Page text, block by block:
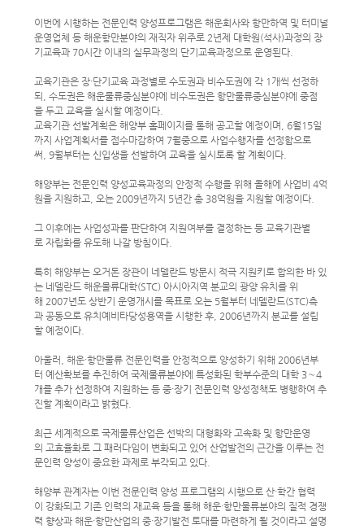
이번에 시행하는 전문인력 양성프로그램은 해운회사와 항만하역 및 터미널
운영업체 등 해운항만분야의 재직자 위주로 2년제 대학원(석사)과정의 장
기교육과 70시간 이내의 실무과정의 단기교육과정으로 운영된다.
교육기관은 장·단기교육 과정별로 수도권과 비수도권에 각 1개씩 선정하
되, 수도권은 해운물류중심분야에 비수도권은 항만물류중심분야에 중점
을 두고 교육을 실시할 예정이다.
교육기관 선발계획은 해양부 홈페이지를 통해 공고할 예정이며, 6월15일
까지 사업계획서를 접수마감하여 7월중으로 사업수행자를 선정함으로
써, 9월부터는 신입생을 선발하여 교육을 실시토록 할 계획이다.
해양부는 전문인력 양성교육과정의 안정적 수행을 위해 올해에 사업비 4억
원을 지원하고, 오는 2009년까지 5년간 총 38억원을 지원할 예정이다.
그 이후에는 사업성과를 판단하여 지원여부를 결정하는 등 교육기관별
로 자립화를 유도해 나갈 방침이다.
특히 해양부는 오거돈 장관이 네델란드 방문시 적극 지원키로 합의한 바 있
는 네델란드 해운물류대학(STC) 아시아지역 분교의 광양 유치를 위
해 2007년도 상반기 운영개시를 목표로 오는 5월부터 네델란드(STC)측
과 공동으로 유치예비타당성용역을 시행한 후, 2006년까지 분교를 설립
할 예정이다.
아울러, 해운·항만물류 전문인력을 안정적으로 양성하기 위해 2006년부
터 예산확보를 추진하여 국제물류분야에 특성화된 학부수준의 대학 3～4
개를 추가 선정하여 지원하는 등 중·장기 전문인력 양성정책도 병행하여 추
진할 계획이라고 밝혔다.
최근 세계적으로 국제물류산업은 선박의 대형화와 고속화 및 항만운영
의 고효율화로 그 패러다임이 변화되고 있어 산업발전의 근간을 이루는 전
문인력 양성이 중요한 과제로 부각되고 있다.
해양부 관계자는 이번 전문인력 양성 프로그램의 시행으로 산·학간 협력
이 강화되고 기존 인력의 재교육 등을 통해 해운·항만물류분야의 질적 경쟁
력 향상과 해운·항만산업의 중·장기발전 토대를 마련하게 될 것이라고 설명